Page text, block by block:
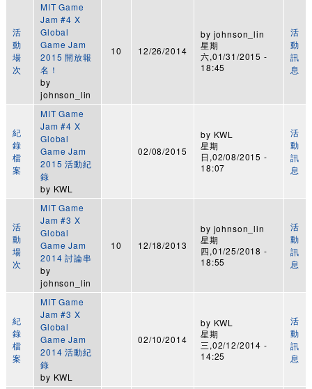
活
動
場
次
MIT Game
Jam #4 X
Global
Game Jam
2015 開放報
名！
by
johnson_lin
10 12/26/2014
by johnson_lin
星期
六,01/31/2015 -
18:45
活
動
訊
息
紀
錄
檔
案
MIT Game
Jam #4 X
Global
Game Jam
2015 活動紀
錄
by KWL
02/08/2015
by KWL
星期
日,02/08/2015 -
18:07
活
動
訊
息
活
動
場
次
MIT Game
Jam #3 X
Global
Game Jam
2014 討論串
by
johnson_lin
10 12/18/2013
by johnson_lin
星期
四,01/25/2018 -
18:55
活
動
訊
息
紀
錄
檔
案
MIT Game
Jam #3 X
Global
Game Jam
2014 活動紀
錄
by KWL
02/10/2014
by KWL
星期
三,02/12/2014 -
14:25
活
動
訊
息